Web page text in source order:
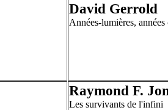
David Gerrold
Années-lumières, années
Raymond F.
Les survivants de l'infini